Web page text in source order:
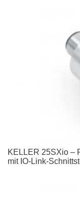
KELLER 25SXio –
mit IO-Link-